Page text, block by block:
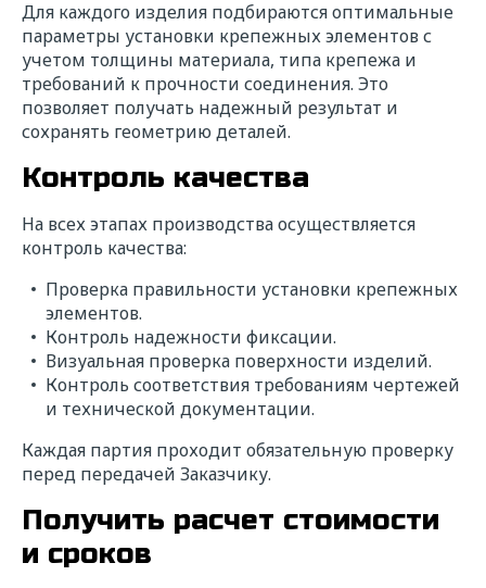
Для каждого изделия подбираются оптимальные
параметры установки крепежных элементов с
учетом толщины материала, типа крепежа и
требований к прочности соединения. Это
позволяет получать надежный результат и
сохранять геометрию деталей.
Контроль качества
На всех этапах производства осуществляется
контроль качества:
Проверка правильности установки крепежных
элементов.
Контроль надежности фиксации.
Визуальная проверка поверхности изделий.
Контроль соответствия требованиям чертежей
и технической документации.
Каждая партия проходит обязательную проверку
перед передачей Заказчику.
Получить расчет стоимости
и сроков